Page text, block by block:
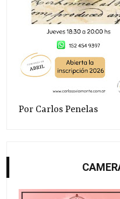
Por Carlos Penelas